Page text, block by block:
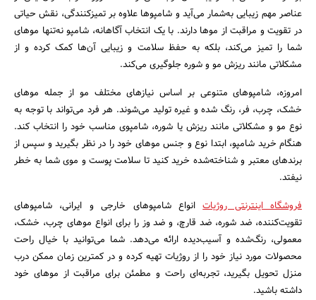
عناصر مهم زیبایی به‌شمار می‌آید و شامپوها علاوه بر تمیزکنندگی، نقش حیاتی
در تقویت و مراقبت از موها دارند. با یک انتخاب آگاهانه، شامپو نه‌تنها موهای
شما را تمیز می‌کند، بلکه به حفظ سلامت و زیبایی آن‌ها کمک کرده و از
مشکلاتی مانند ریزش مو و شوره جلوگیری می‌کند.
امروزه، شامپوهای متنوعی بر اساس نیازهای مختلف مو از جمله موهای
خشک، چرب، فر، رنگ شده و غیره تولید می‌شوند. هر فرد می‌تواند با توجه به
نوع مو و مشکلاتی مانند ریزش یا شوره، شامپوی مناسب خود را انتخاب کند.
هنگام خرید شامپو، ابتدا نوع و جنس موهای خود را در نظر بگیرید و سپس از
برندهای معتبر و شناخته‌شده خرید کنید تا سلامت پوست و موی شما به خطر
نیفتد.
فروشگاه اینترنتی روژیاتانواع شامپوهای خارجی و ایرانی، شامپوهای
تقویت‌کننده، ضد شوره، ضد قارچ، و ضد وز را برای انواع موهای چرب، خشک،
معمولی، رنگ‌شده و آسیب‌دیده ارائه می‌دهد. شما می‌توانید با خیال راحت
محصولات مورد نیاز خود را از روژیات تهیه کرده و در کمترین زمان ممکن درب
منزل تحویل بگیرید، تجربه‌ای راحت و مطمئن برای مراقبت از موهای خود
داشته باشید.